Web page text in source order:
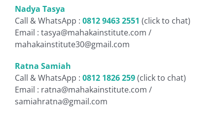
Nadya Tasya
Call & WhatsApp : 0812 9463 2551 (click to chat)
Email : tasya@mahakainstitute.com /
mahakainstitute30@gmail.com
Ratna Samiah
Call & WhatsApp : 0812 1826 259(click to chat)
Email : ratna@mahakainstitute.com /
samiahratna@gmail.com